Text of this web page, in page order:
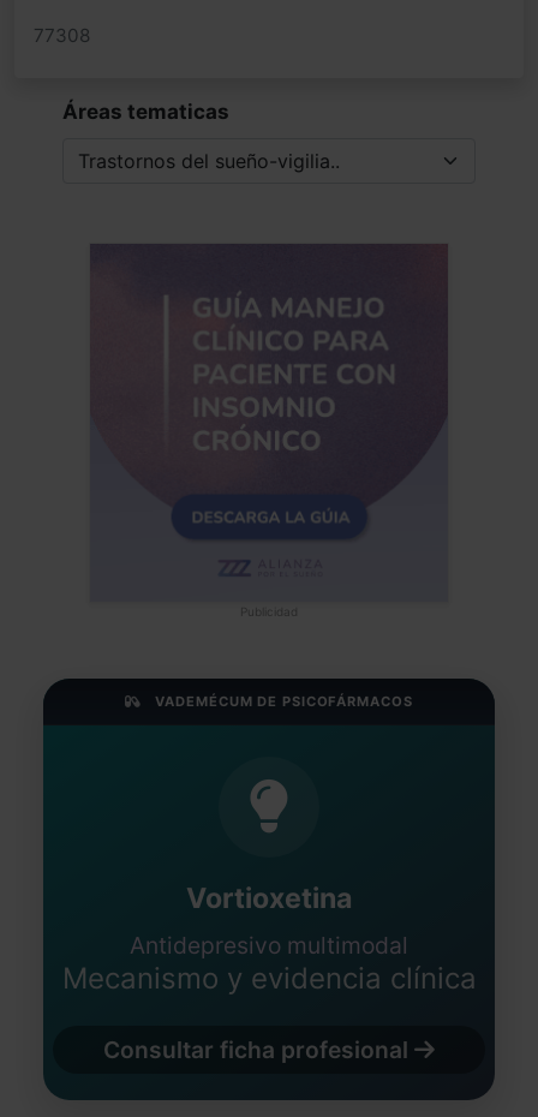
77308
Áreas tematicas
Publicidad
VADEMÉCUM DE PSICOFÁRMACOS
Vortioxetina
Antidepresivo multimodal
Mecanismo y evidencia clínica
Consultar ficha profesional